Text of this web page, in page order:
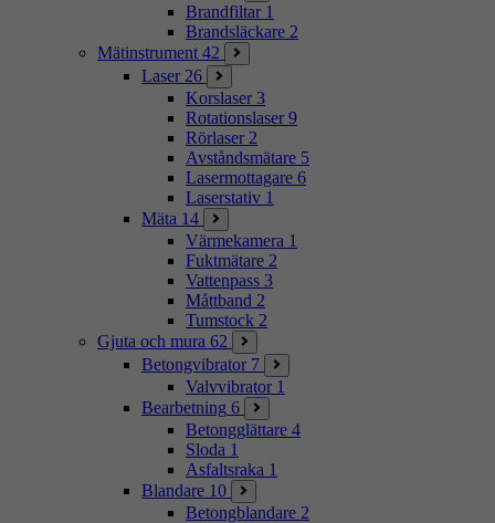
Brandfiltar 1
Brandsläckare 2
Mätinstrument 42
Laser 26
Korslaser 3
Rotationslaser 9
Rörlaser 2
Avståndsmätare 5
Lasermottagare 6
Laserstativ 1
Mäta 14
Värmekamera 1
Fuktmätare 2
Vattenpass 3
Måttband 2
Tumstock 2
Gjuta och mura 62
Betongvibrator 7
Valvvibrator 1
Bearbetning 6
Betongglättare 4
Sloda 1
Asfaltsraka 1
Blandare 10
Betongblandare 2